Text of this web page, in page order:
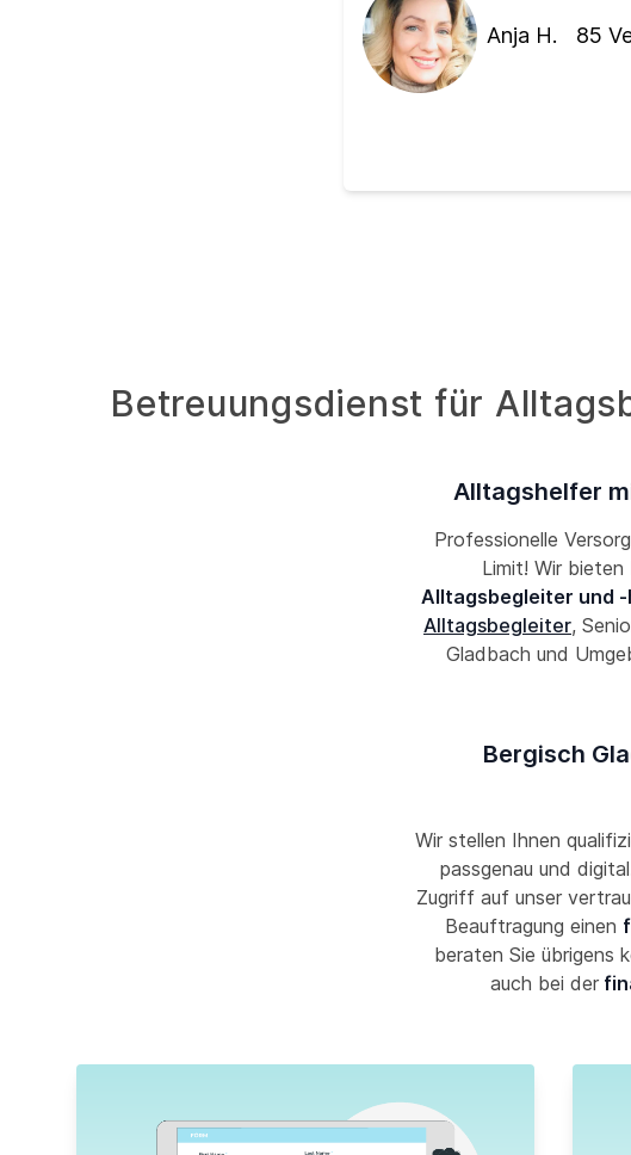
Anja H. 85
Betreuungsdienst für
Alltagshelfer
Professionelle
Limit! Wir
Alltagsbegleiter und
Alltagsbegleiter,
Gladbach und
Bergisch
Wir stellen Ihnen
passgenau und
Zugriff auf unser
Beauftragung einen
beraten Sie übrigens
auch bei der